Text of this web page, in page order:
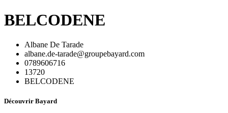
BELCODENE
Albane De Tarade
albane.de-tarade@groupebayard.com
0789606716
13720
BELCODENE
Découvrir Bayard